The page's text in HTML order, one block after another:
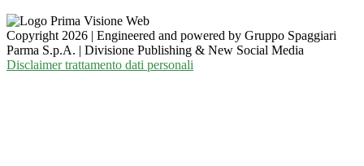
Copyright 2026 | Engineered and powered by Gruppo Spaggiari
Parma S.p.A. | Divisione Publishing & New Social Media
Disclaimer trattamento dati personali